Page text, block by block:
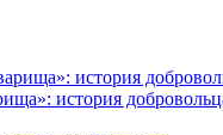
история